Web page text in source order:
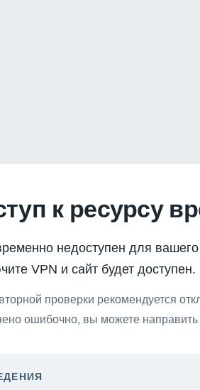
к ресурсу
недоступен для
VPN и сайт будет доступен.
проверки рекомендуется
ошибочно, вы можете